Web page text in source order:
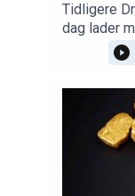
Tidligere
dag lader
er
sammen i
seg selv.
tjenesten
her med
Helge,